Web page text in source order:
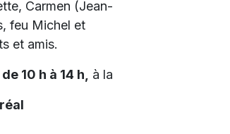
Carmen (Jean-
feu Michel et
et amis.
10 h à 14 h, à la